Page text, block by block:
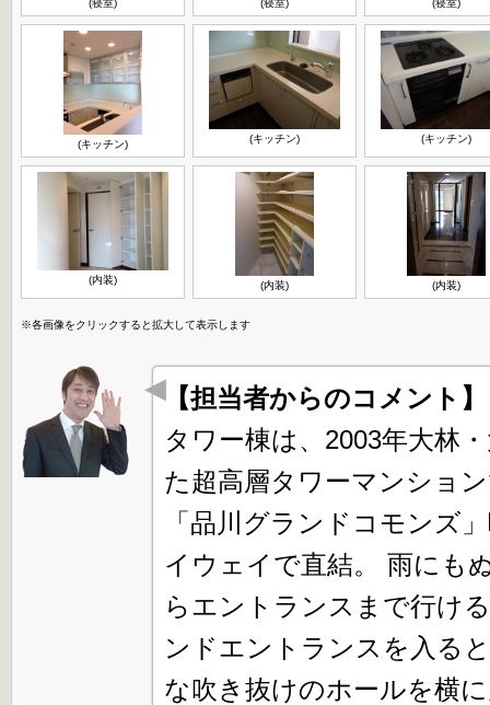
(寝室) (寝室) (寝室)
(キッチン) (キッチン) (キッチン)
(内装) (内装) (内装)
※各画像をクリックすると拡大して表示します
【担当者からのコメント
タワー棟は、2003年大林
た超高層タワーマンショ
「品川グランドコモンズ
イウェイで直結。 雨にも
らエントランスまで行け
ンドエントランスを入る
な吹き抜けのホールを横